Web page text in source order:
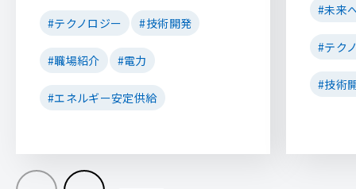
#テクノロジー #技術開発
#職場紹介 #電力
#エネルギー安定供給
#未来
#テク
#技術